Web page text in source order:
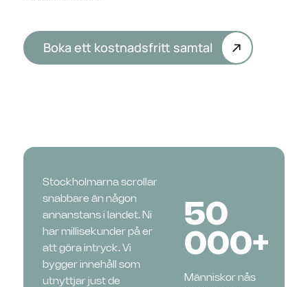
Boka ett kostnadsfritt samtal
Stockholmarna scrollar
snabbare än någon
annanstans i landet. Ni
har millisekunder på er
att göra intryck. Vi
bygger innehåll som
utnyttjar just de
50
000+
Människor nås